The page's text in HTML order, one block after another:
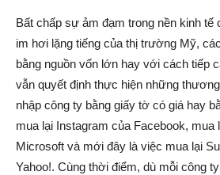
Bất chấp sự ảm đạm trong nền kinh tế
im hơi lặng tiếng của thị trường Mỹ,
bằng nguồn vốn lớn hay với cách tiếp
vẫn quyết định thực hiện những
nhập công ty bằng giấy tờ có giá hay
mua lại Instagram của Facebook, mua
Microsoft và mới đây là việc mua lại
Yahoo!. Cùng thời điểm, dù mỗi công